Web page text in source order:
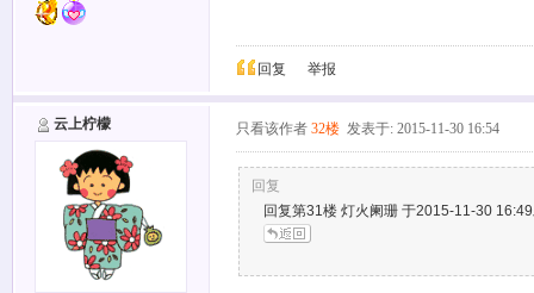
回复 举报
云上柠檬 只看该作者 32楼 发表于: 2015-11-30 16:54
回复
回复第31楼 灯火阑珊 于2015-11-30